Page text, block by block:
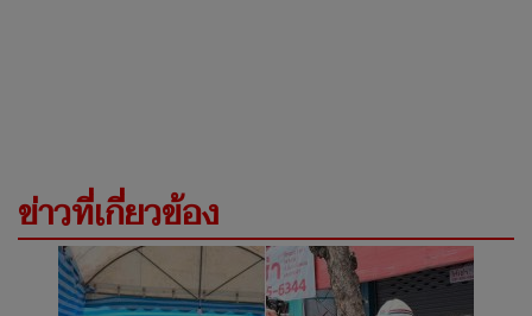
ข่าวที่เกี่ยวข้อง